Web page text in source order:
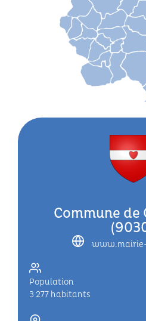
Commune de
Population
3 277 habitants